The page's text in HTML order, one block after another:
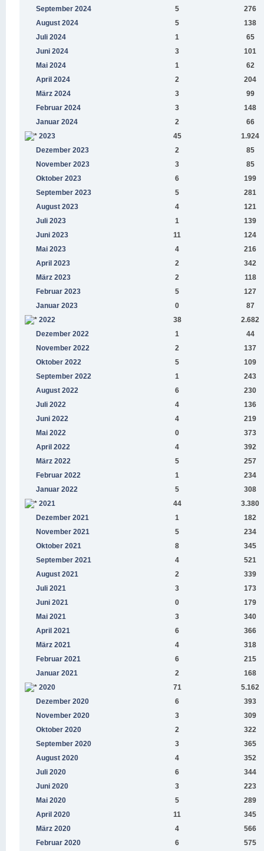
September 2024
5
276
August 2024
5
138
Juli 2024
1
65
Juni 2024
3
101
Mai 2024
1
62
April 2024
2
204
März 2024
3
99
Februar 2024
3
148
Januar 2024
2
66
2023
45
1.924
Dezember 2023
2
85
November 2023
3
85
Oktober 2023
6
199
September 2023
5
281
August 2023
4
121
Juli 2023
1
139
Juni 2023
11
124
Mai 2023
4
216
April 2023
2
342
März 2023
2
118
Februar 2023
5
127
Januar 2023
0
87
2022
38
2.682
Dezember 2022
1
44
November 2022
2
137
Oktober 2022
5
109
September 2022
1
243
August 2022
6
230
Juli 2022
4
136
Juni 2022
4
219
Mai 2022
0
373
April 2022
4
392
März 2022
5
257
Februar 2022
1
234
Januar 2022
5
308
2021
44
3.380
Dezember 2021
1
182
November 2021
5
234
Oktober 2021
8
345
September 2021
4
521
August 2021
2
339
Juli 2021
3
173
Juni 2021
0
179
Mai 2021
3
340
April 2021
6
366
März 2021
4
318
Februar 2021
6
215
Januar 2021
2
168
2020
71
5.162
Dezember 2020
6
393
November 2020
3
309
Oktober 2020
2
322
September 2020
3
365
August 2020
4
352
Juli 2020
6
344
Juni 2020
3
223
Mai 2020
5
289
April 2020
11
345
März 2020
4
566
Februar 2020
6 575